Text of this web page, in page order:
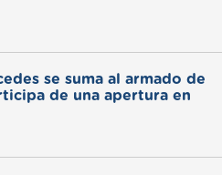
se suma al armado de
de una apertura en